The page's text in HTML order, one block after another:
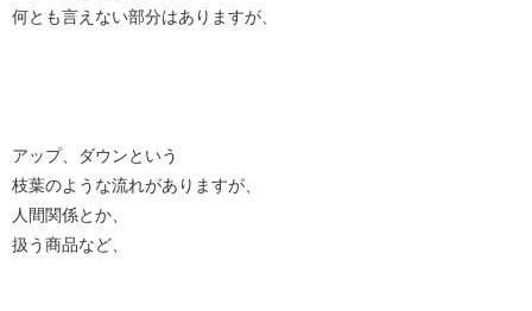
何とも言えない部分はありますが、
アップ、ダウンという
枝葉のような流れがありますが、
人間関係とか、
扱う商品など、